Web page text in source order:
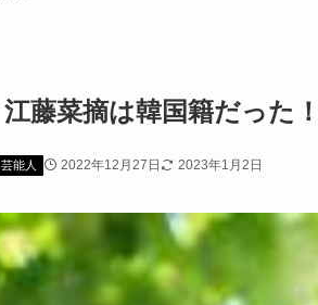
江藤菜摘は韓国籍だった
芸能人 2022年12月27日 2023年1月2日